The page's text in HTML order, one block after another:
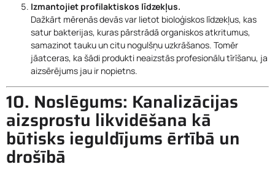
Izmantojiet profilaktiskos līdzekļus.
Dažkārt mērenās devās var lietot bioloģiskos līdzekļus, kas
satur bakterijas, kuras pārstrādā organiskos atkritumus,
samazinot tauku un citu nogulšņu uzkrāšanos. Tomēr
jāatceras, ka šādi produkti neaizstās profesionālu tīrīšanu, ja
aizsērējums jau ir nopietns.
10. Noslēgums: Kanalizācijas
aizsprostu likvidēšana kā
būtisks ieguldījums ērtībā un
drošībā